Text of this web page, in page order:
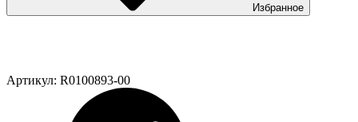
Избранное
Артикул: R0100893-00